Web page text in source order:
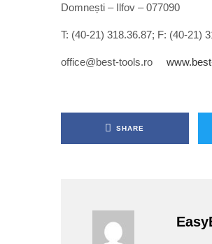
Domnești – Ilfov – 077090
T: (40-21) 318.36.87; F: (40-21)
office@best-tools.ro
SHARE